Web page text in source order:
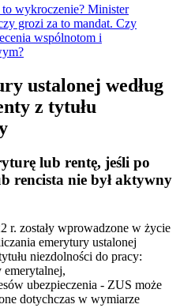
wykroczenie? Minister
grozi za to mandat. Czy
wspólnotom i
ustalonej według
z tytułu
lub rentę, jeśli po
rencista nie był aktywny
r. zostały wprowadzone w życie
emerytury ustalonej
niezdolności do pracy:
emerytalnej,
ubezpieczenia - ZUS może
dotychczas w wymiarze